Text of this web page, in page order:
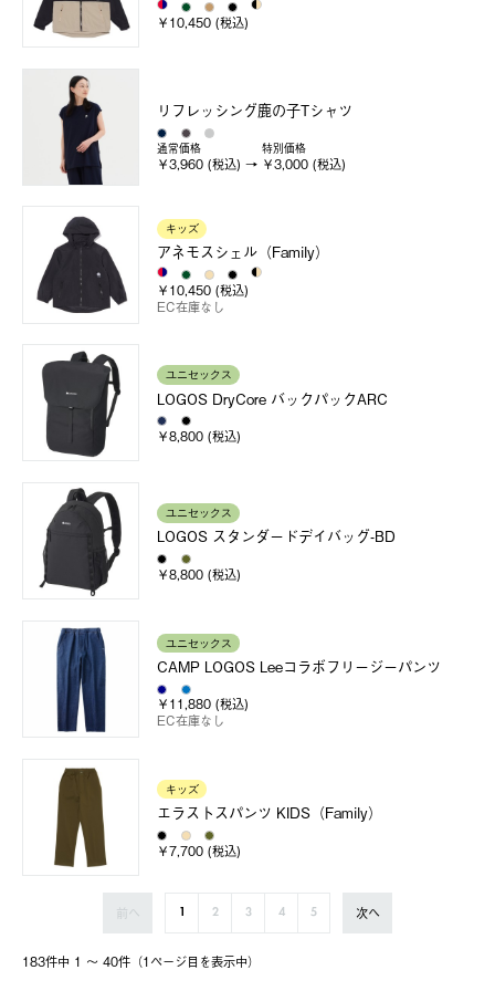
￥10,450 (税込)
リフレッシング鹿の子Tシャツ
通常価格
￥3,960 (税込)
特別価格
￥3,000 (税込)
キッズ
アネモスシェル（Family）
￥10,450 (税込)
EC在庫なし
ユニセックス
LOGOS DryCore バックパックARC
￥8,800 (税込)
ユニセックス
LOGOS スタンダードデイバッグ-BD
￥8,800 (税込)
ユニセックス
CAMP LOGOS Leeコラボフリージーパンツ
￥11,880 (税込)
EC在庫なし
キッズ
エラストスパンツ KIDS（Family）
￥7,700 (税込)
183件中 1 〜 40件（1ページ⽬を表⽰中）
前へ 1 2 3 4 5 次へ